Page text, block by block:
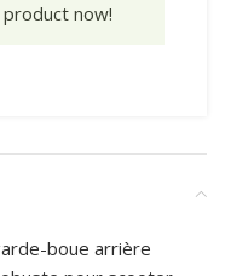
now!
boue arrière